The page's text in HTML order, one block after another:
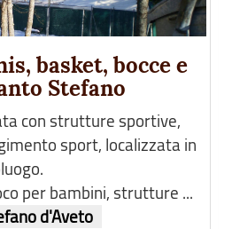
basket, bocce e
Stefano
con strutture sportive,
sport, localizzata in
per bambini, strutture ...
d'Aveto